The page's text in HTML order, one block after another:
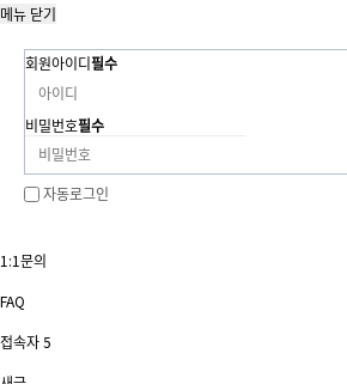
메뉴 닫기
회원아이디필수
비밀번호필수
자동로그인
1:1문의
FAQ
접속자5